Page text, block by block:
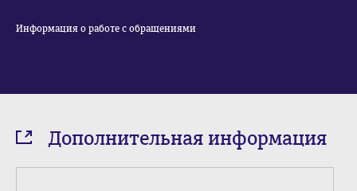
Информация о работе с обращениями
Дополнительная информация